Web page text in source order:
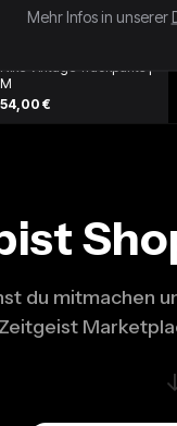
Nike Vintage Trackpants |
M
54,00 €
du mitmachen
Zeitgeist
Mehr Infos in unserer